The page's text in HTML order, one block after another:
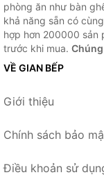
phòng ăn như bàn
khả năng sẵn có
hợp hơn 200000 sản
trước khi mua.
VỀ GIAN BẾP
Giới thiệu
Chính sách bảo
Điều khoản sử